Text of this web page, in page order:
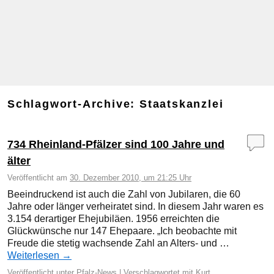
Schlagwort-Archive:Staatskanzlei
734 Rheinland-Pfälzer sind 100 Jahre und
älter
Veröffentlicht am 30. Dezember 2010, um 21:25 Uhr
Beeindruckend ist auch die Zahl von Jubilaren, die 60
Jahre oder länger verheiratet sind. In diesem Jahr waren es
3.154 derartiger Ehejubiläen. 1956 erreichten die
Glückwünsche nur 147 Ehepaare. „Ich beobachte mit
Freude die stetig wachsende Zahl an Alters- und …
Weiterlesen →